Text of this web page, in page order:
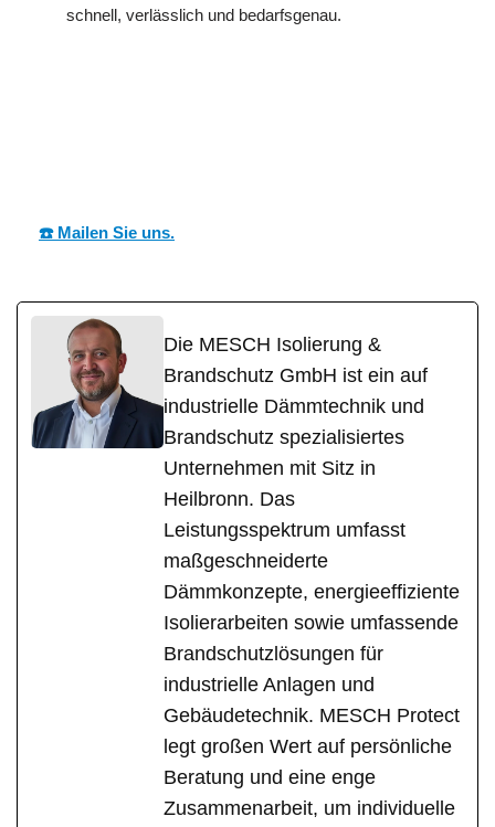
schnell, verlässlich und bedarfsgenau.
☎️ Mailen Sie uns.
Die MESCH Isolierung &
Brandschutz GmbH ist ein auf
industrielle Dämmtechnik und
Brandschutz spezialisiertes
Unternehmen mit Sitz in
Heilbronn. Das
Leistungsspektrum umfasst
maßgeschneiderte
Dämmkonzepte, energieeffiziente
Isolierarbeiten sowie umfassende
Brandschutzlösungen für
industrielle Anlagen und
Gebäudetechnik. MESCH Protect
legt großen Wert auf persönliche
Beratung und eine enge
Zusammenarbeit, um individuelle